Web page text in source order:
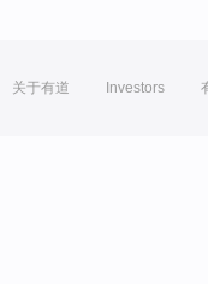
关于有道 Investors